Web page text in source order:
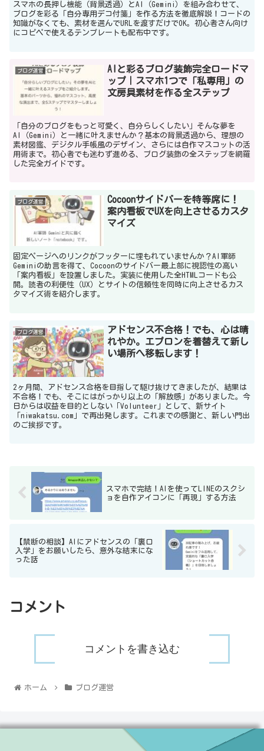
スマホの長押し機能（背景透過）とAI（Gemini）を組み合わせて、
ブログを彩る「自分専用デコ付箋」を作る方法を徹底解説！コードの
知識がなくても、素材を選んでURLを渡すだけでOK。初心者さん向け
にコピペで使えるテンプレートも配布中です。
ブログ運営
AIと彩るブログ装飾完全ロードマ
ップ｜スマホ1つで「私専用」の
文房具素材を作る全ステップ
「自分のブログをもっと可愛く、自分らしくしたい」そんな夢を
AI（Gemini）と一緒に叶えませんか？基本の背景透過から、理想の
素材図鑑、デジタル手帳風のデザイン、さらには自作マスコットの活
用術まで。初心者でも迷わず進める、ブログ装飾の全ステップを網羅
した完全ガイドです。
ブログ運営
Cocoonサイドバーを特等席に！
案内看板でUXを向上させるカスタ
マイズ
固定ページへのリンクがフッターに埋もれていませんか？AI軍師
Geminiの助言を得て、Cocoonのサイドバー最上部に視認性の高い
「案内看板」を設置しました。実装に使用した全HTMLコードも公
開。読者の利便性（UX）とサイトの信頼性を同時に向上させるカス
タマイズ術を紹介します。
ブログ運営
アドセンス不合格！でも、心は晴
れやか。エプロンを着替えて新し
い場所へ移転します！
2ヶ月間、アドセンス合格を目指して駆け抜けてきましたが、結果は
不合格！でも、そこにはがっかり以上の「解放感」がありました。今
日からは収益を目的としない「Volunteer」として、新サイト
「niwakatsu.com」で再出発します。これまでの感謝と、新しい門出
のご挨拶です。
スマホで完結！AIを使ってLINEのスクシ
ョを自作アイコンに「再現」する方法
【禁断の相談】AIにアドセンスの「裏口
入学」をお願いしたら、意外な結末にな
った話
コメント
コメントを書き込む
ホーム ブログ運営